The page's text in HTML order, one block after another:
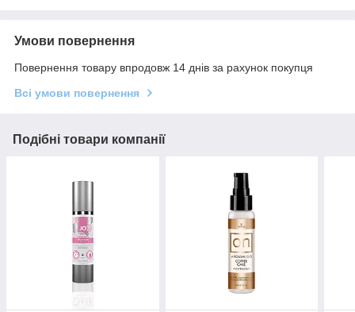
Умови повернення
Повернення товару впродовж 14 днів за рахунок покупця
Всі умови повернення
Подібні товари компанії